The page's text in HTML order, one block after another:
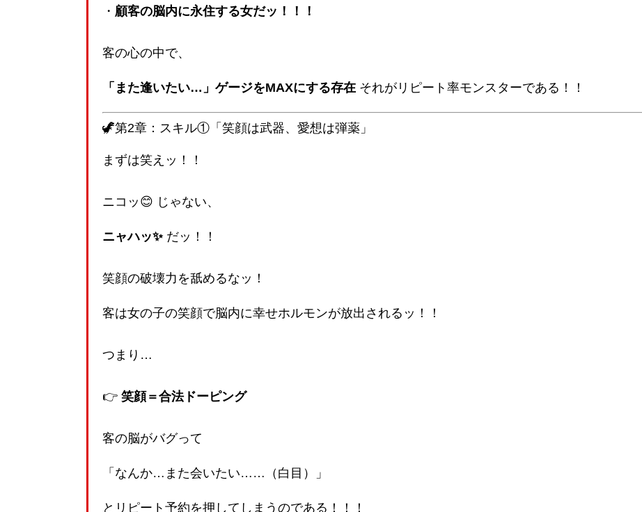
・ 顧客の脳内に永住する女だッ！！！
客の心の中で、
「また逢いたい…」ゲージをMAXにする存在 それがリピート率モンスターである！！
🦖第2章：スキル①「笑顔は武器、愛想は弾薬」
まずは笑えッ！！
ニコッ😊 じゃない、
ニャハッ✨だッ！！
笑顔の破壊力を舐めるなッ！
客は女の子の笑顔で脳内に幸せホルモンが放出されるッ！！
つまり…
👉 笑顔＝合法ドーピング
客の脳がバグって
「なんか…また会いたい……（白目）」
とリピート予約を押してしまうのである！！！